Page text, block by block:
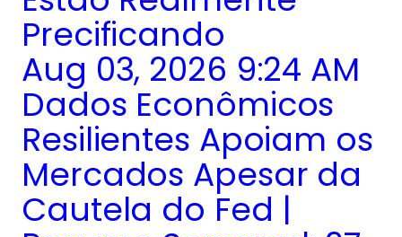
Precificando
Aug 03, 2026 9:24 AM
Dados Econômicos
Resilientes Apoiam os
Mercados Apesar da
Cautela do Fed |